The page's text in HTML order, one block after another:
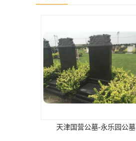
万松公墓
万佛园公墓
天津殡葬
怡静园公墓
天津国营公墓-永乐园公墓